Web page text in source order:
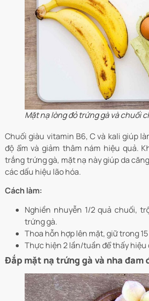
Mặt nạ lòng đỏ trứng gà và chuối
Chuối giàu vitamin B6, C và kali giúp
độ ẩm và giảm thâm nám hiệu quả.
trắng trứng gà, mặt nạ này giúp da
các dấu hiệu lão hóa.
Cách làm:
Nghiền nhuyễn 1/2 quả chuối,
trứng gà.
Thoa hỗn hợp lên mặt, giữ trong
Thực hiện 2 lần/tuần để thấy hiệu
Đắp mặt nạ trứng gà và nha đam